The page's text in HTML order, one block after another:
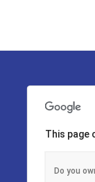
This page
Do you